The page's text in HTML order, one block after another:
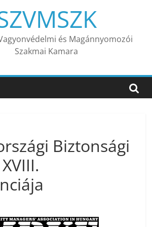
és Magánnyomozói
Szakmai Kamara
Biztonsági